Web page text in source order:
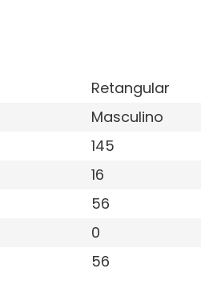
Retangular
Masculino
145
16
56
0
56